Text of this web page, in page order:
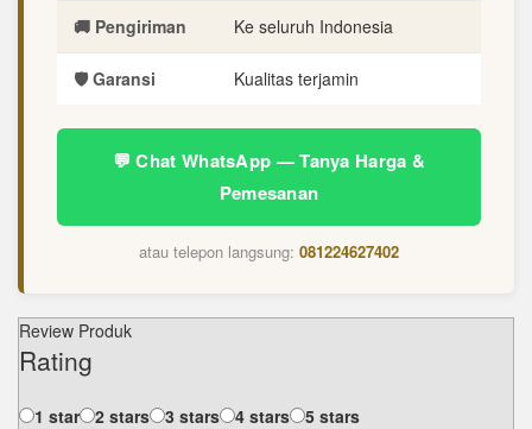
🚚 Pengiriman Ke seluruh Indonesia
🛡️ Garansi Kualitas terjamin
💬 Chat WhatsApp — Tanya Harga &
Pemesanan
atau telepon langsung: 081224627402
Review Produk
Rating
1 star 2 stars 3 stars 4 stars 5 stars